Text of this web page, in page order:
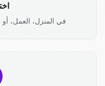
في المنزل، العمل،